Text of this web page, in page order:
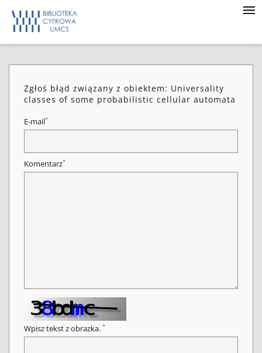
Zgłoś błąd związany z obiektem: Universality
classes of some probabilistic cellular automata
E-mail*
Komentarz*
Wpisz tekst z obrazka. *